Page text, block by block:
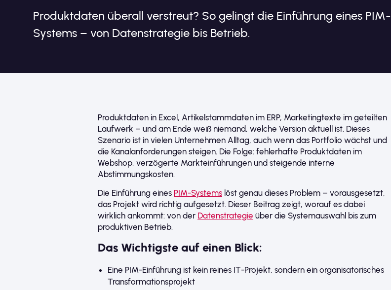
Produktdaten überall verstreut? So gelingt die Einführung eines PIM-
Systems – von Datenstrategie bis Betrieb.
Produktdaten in Excel, Artikelstammdaten im ERP, Marketingtexte im geteilten
Laufwerk – und am Ende weiß niemand, welche Version aktuell ist. Dieses
Szenario ist in vielen Unternehmen Alltag, auch wenn das Portfolio wächst und
die Kanalanforderungen steigen. Die Folge: fehlerhafte Produktdaten im
Webshop, verzögerte Markteinführungen und steigende interne
Abstimmungskosten.
Die Einführung eines PIM-Systemslöst genau dieses Problem – vorausgesetzt,
das Projekt wird richtig aufgesetzt. Dieser Beitrag zeigt, worauf es dabei
wirklich ankommt: von der Datenstrategie über die Systemauswahl bis zum
produktiven Betrieb.
Das Wichtigste auf einen Blick:
Eine PIM-Einführung ist kein reines IT-Projekt, sondern ein organisatorisches
Transformationsprojekt